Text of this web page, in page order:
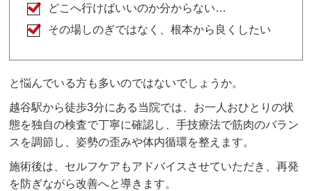
どこへ行けばいいのか分からない…
その場しのぎではなく、根本から良くしたい
と悩んでいる方も多いのではないでしょうか。
越谷駅から徒歩3分にある当院では、お一人おひとりの状
態を独自の検査で丁寧に確認し、手技療法で筋肉のバラン
スを調節し、姿勢の歪みや体内循環を整えます。
施術後は、セルフケアもアドバイスさせていただき、再発
を防ぎながら改善へと導きます。